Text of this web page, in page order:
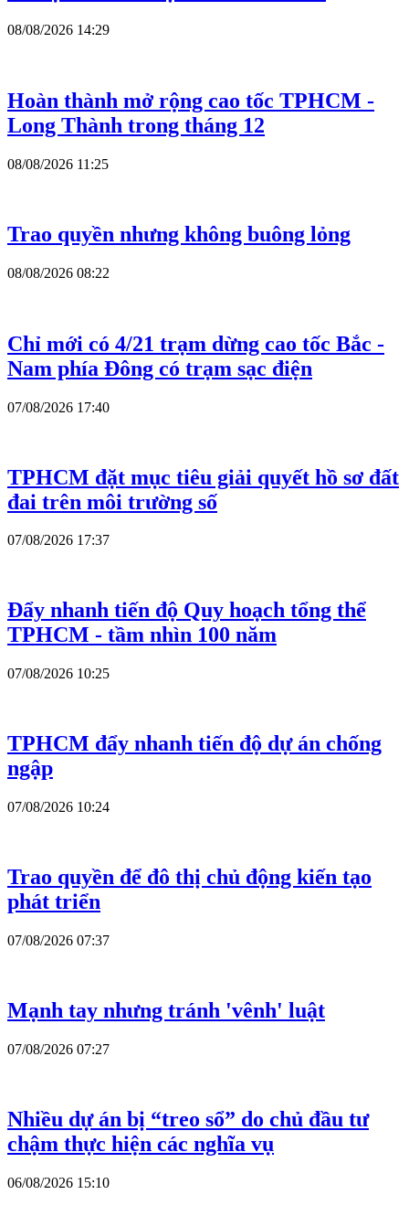
08/08/2026 14:29
Hoàn thành mở rộng cao tốc TPHCM -
Long Thành trong tháng 12
08/08/2026 11:25
Trao quyền nhưng không buông lỏng
08/08/2026 08:22
Chỉ mới có 4/21 trạm dừng cao tốc Bắc -
Nam phía Đông có trạm sạc điện
07/08/2026 17:40
TPHCM đặt mục tiêu giải quyết hồ sơ đất
đai trên môi trường số
07/08/2026 17:37
Đẩy nhanh tiến độ Quy hoạch tổng thể
TPHCM - tầm nhìn 100 năm
07/08/2026 10:25
TPHCM đẩy nhanh tiến độ dự án chống
ngập
07/08/2026 10:24
Trao quyền để đô thị chủ động kiến tạo
phát triển
07/08/2026 07:37
Mạnh tay nhưng tránh 'vênh' luật
07/08/2026 07:27
Nhiều dự án bị “treo sổ” do chủ đầu tư
chậm thực hiện các nghĩa vụ
06/08/2026 15:10